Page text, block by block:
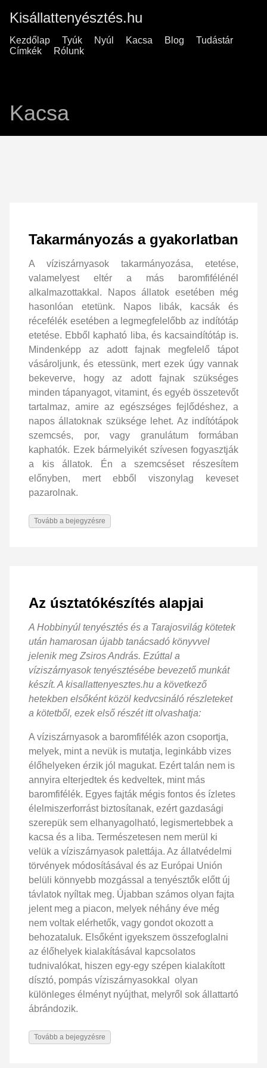
Kisállattenyésztés.hu
Kezdőlap Tyúk Nyúl Kacsa Blog
Tudástár
Címkék
Rólunk
Kacsa
Takarmányozás a gyakorlatban
A víziszárnyasok takarmányozása, etetése,
valamelyest eltér a más baromfifélénél
alkalmazottakkal. Napos állatok esetében még
hasonlóan etetünk. Napos libák, kacsák és
récefélék esetében a legmegfelelőbb az indítótáp
etetése. Ebből kapható liba, és kacsaindítótáp is.
Mindenképp az adott fajnak megfelelő tápot
vásároljunk, és etessünk, mert ezek úgy vannak
bekeverve, hogy az adott fajnak szükséges
minden tápanyagot, vitamint, és egyéb összetevőt
tartalmaz, amire az egészséges fejlődéshez, a
napos állatoknak szüksége lehet. Az indítótápok
szemcsés, por, vagy granulátum formában
kaphatók. Ezek bármelyikét szívesen fogyasztják
a kis állatok. Én a szemcséset részesítem
előnyben, mert ebből viszonylag keveset
pazarolnak.
Tovább a bejegyzésre
Az úsztatókészítés alapjai
A Hobbinyúl tenyésztés és a Tarajosvilág kötetek
után hamarosan újabb tanácsadó könyvvel
jelenik meg Zsiros András. Ezúttal a
víziszárnyasok tenyésztésébe bevezető munkát
készít. A kisallattenyesztes.hu a következő
hetekben elsőként közöl kedvcsináló részleteket
a kötetből, ezek első részét itt olvashatja:
A víziszárnyasok a baromfifélék azon csoportja,
melyek, mint a nevük is mutatja, leginkább vizes
élőhelyeken érzik jól magukat. Ezért talán nem is
annyira elterjedtek és kedveltek, mint más
baromfifélék. Egyes fajták mégis fontos és ízletes
élelmiszerforrást biztosítanak, ezért gazdasági
szerepük sem elhanyagolható, legismertebbek a
kacsa és a liba. Természetesen nem merül ki
velük a víziszárnyasok palettája. Az állatvédelmi
törvények módosításával és az Európai Unión
belüli könnyebb mozgással a tenyésztők előtt új
távlatok nyíltak meg. Újabban számos olyan fajta
jelent meg a piacon, melyek néhány éve még
nem voltak elérhetők, vagy gondot okozott a
behozataluk. Elsőként igyekszem összefoglalni
az élőhelyek kialakításával kapcsolatos
tudnivalókat, hiszen egy-egy szépen kialakított
dísztó, pompás víziszárnyasokkal olyan
különleges élményt nyújthat, melyről sok állattartó
ábrándozik.
Tovább a bejegyzésre